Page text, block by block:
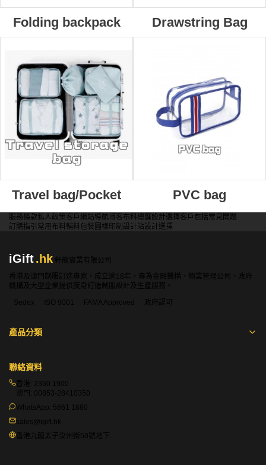
Folding backpack Drawstring Bag
Travel bag/Pocket PVC bag
服務條款私人政策客戶 網站導航博客布料總匯設計選擇客戶包括常見問題
訂購指引 常用布料輔料包裝 圖樣印制 設計站設計選擇
iGift.hk
軒龍實業有限公司
香港及澳門制服訂造專家，成立逾18年，專為金融機構、物業管理公司、政府
機構及大型企業提供度身訂造制服設計及生產服務。
Sedex
ISO 9001 FAMA Approved 政府認可
產品分類
聯絡資料
香港: 2360 1900
澳門: 00853-28410350
WhatsApp: 5661 1880
sales@igift.hk
香港九龍太子汝州街50號地下